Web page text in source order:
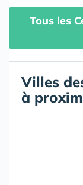
Tous les
Villes
à